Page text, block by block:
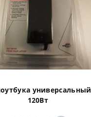
универсальный
120Вт